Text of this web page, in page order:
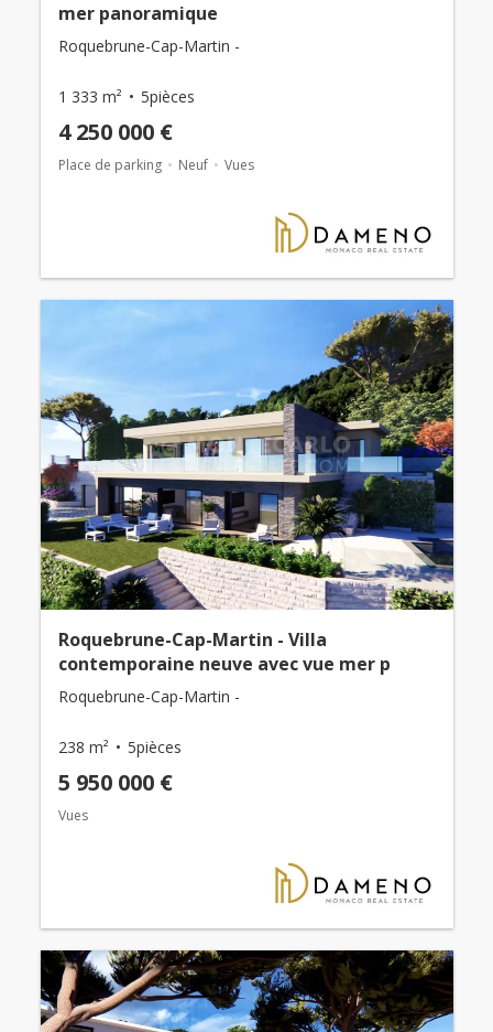
mer panoramique
Roquebrune-Cap-Martin -
1 333 m² 5pièces
4 250 000 €
Place de parking Neuf Vues
Roquebrune-Cap-Martin - Villa
contemporaine neuve avec vue mer p
Roquebrune-Cap-Martin -
238 m² 5pièces
5 950 000 €
Vues